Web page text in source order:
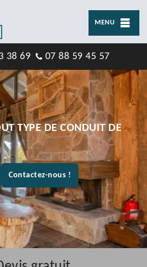
MENU
38 69 07 88 59 45 57
TYPE DE CONDUIT DE
Contactez-nous !